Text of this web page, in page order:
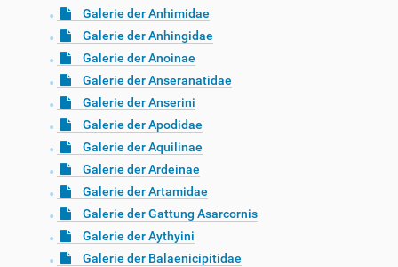
Galerie der Anhimidae
Galerie der Anhingidae
Galerie der Anoinae
Galerie der Anseranatidae
Galerie der Anserini
Galerie der Apodidae
Galerie der Aquilinae
Galerie der Ardeinae
Galerie der Artamidae
Galerie der Gattung Asarcornis
Galerie der Aythyini
Galerie der Balaenicipitidae